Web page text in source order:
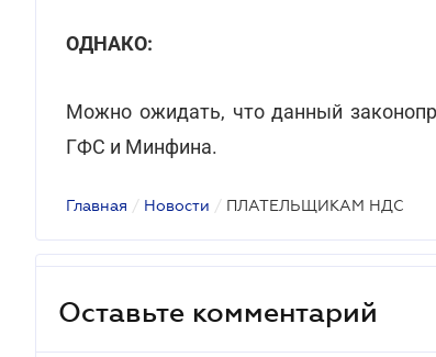
ОДНАКО:
Можно ожидать, что данный
ГФС и Минфина.
Главная / Новости / ПЛАТЕЛЬЩИКАМ НДС
Оставьте комментарий